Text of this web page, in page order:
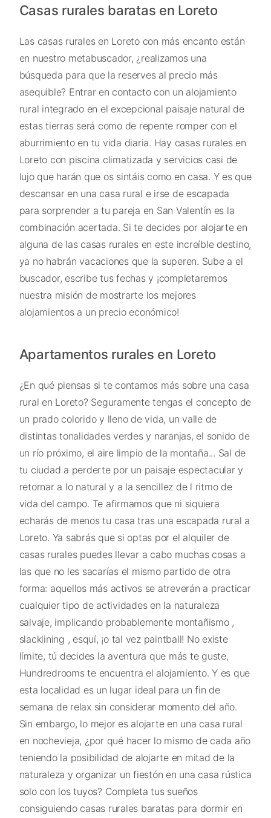
Casas rurales baratas en Loreto
Las casas rurales en Loreto con más encanto están
en nuestro metabuscador, ¿realizamos una
búsqueda para que la reserves al precio más
asequible? Entrar en contacto con un alojamiento
rural integrado en el excepcional paisaje natural de
estas tierras será como de repente romper con el
aburrimiento en tu vida diaria. Hay casas rurales en
Loreto con piscina climatizada y servicios casi de
lujo que harán que os sintáis como en casa. Y es que
descansar en una casa rural e irse de escapada
para sorprender a tu pareja en San Valentín es la
combinación acertada. Si te decides por alojarte en
alguna de las casas rurales en este increíble destino,
ya no habrán vacaciones que la superen. Sube a el
buscador, escribe tus fechas y ¡completaremos
nuestra misión de mostrarte los mejores
alojamientos a un precio económico!
Apartamentos rurales en Loreto
¿En qué piensas si te contamos más sobre una casa
rural en Loreto? Seguramente tengas el concepto de
un prado colorido y lleno de vida, un valle de
distintas tonalidades verdes y naranjas, el sonido de
un río próximo, el aire limpio de la montaña... Sal de
tu ciudad a perderte por un paisaje espectacular y
retornar a lo natural y a la sencillez de l ritmo de
vida del campo. Te afirmamos que ni siquiera
echarás de menos tu casa tras una escapada rural a
Loreto. Ya sabrás que si optas por el alquiler de
casas rurales puedes llevar a cabo muchas cosas a
las que no les sacarías el mismo partido de otra
forma: aquellos más activos se atreverán a practicar
cualquier tipo de actividades en la naturaleza
salvaje, implicando probablemente montañismo ,
slacklining , esquí, ¡o tal vez paintball! No existe
límite, tú decides la aventura que más te guste,
Hundredrooms te encuentra el alojamiento. Y es que
esta localidad es un lugar ideal para un fin de
semana de relax sin considerar momento del año.
Sin embargo, lo mejor es alojarte en una casa rural
en nochevieja, ¿por qué hacer lo mismo de cada año
teniendo la posibilidad de alojarte en mitad de la
naturaleza y organizar un fiestón en una casa rústica
solo con los tuyos? Completa tus sueños
consiguiendo casas rurales baratas para dormir en